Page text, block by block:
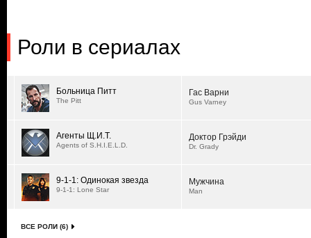
Роли в сериалах
Больница Питт
The Pitt
Гас Варни
Gus Varney
Агенты Щ.И.Т.
Agents of S.H.I.E.L.D.
Доктор Грэйди
Dr. Grady
9-1-1: Одинокая звезда
9-1-1: Lone Star
Мужчина
Man
ВСЕ РОЛИ (6)